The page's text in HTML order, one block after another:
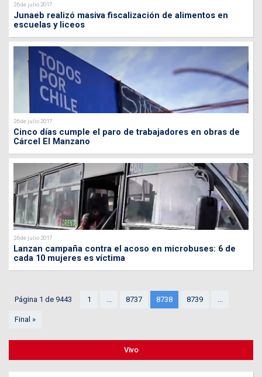
26 de julio 2017
Junaeb realizó masiva fiscalización de alimentos en
escuelas y liceos
26 de julio 2017
Cinco días cumple el paro de trabajadores en obras de
Cárcel El Manzano
26 de julio 2017
Lanzan campaña contra el acoso en microbuses: 6 de
cada 10 mujeres es víctima
Página 1 de 9443 1 ... 8737 8738 8739 ...
Final »
Vivo